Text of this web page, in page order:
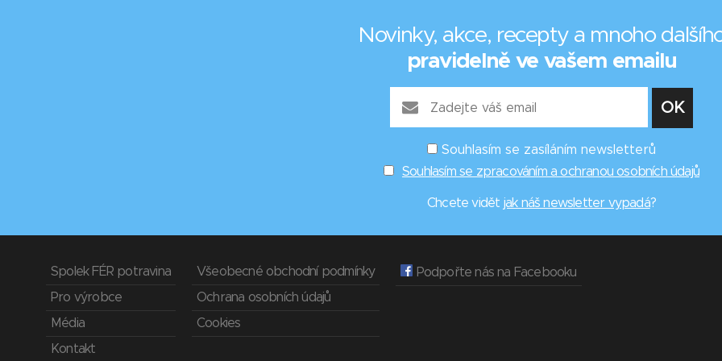
Novinky, akce, recepty a mnoho
pravidelně ve vašem emailu
Souhlasím se zasíláním newsletterů
Souhlasím se zpracováním a ochranou osobních údajů
Chcete vidět jak náš newsletter vypadá?
Spolek FÉR potravina
Pro výrobce
Média
Kontakt
Všeobecné obchodní podmínky
Ochrana osobních údajů
Cookies
Podpořte nás na Facebooku